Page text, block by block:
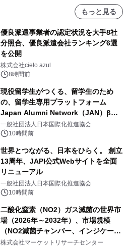
もっと見る
優良派遣事業者の認定状況を大手8社
分照合、優良派遣会社ランキング6選
を公開
株式会社cielo azul
8時間前
現役留学生がつくる、留学生のため
の、留学生専用プラットフォーム
Japan Alumni Network（JAN）β版
をリリース
一般社団法人日本国際化推進協会
10時間前
世界とつながる、日本をひらく。 創立
13周年、JAPI公式Webサイトを全面
リニューアル
一般社団法人日本国際化推進協会
10時間前
二酸化窒素（NO2）ガス滅菌の世界市
場（2026年～2032年）、市場規模
（NO2滅菌チャンバー、インジケータ
ーおよびモニタリングシステム、その
株式会社マーケットリサーチセンター